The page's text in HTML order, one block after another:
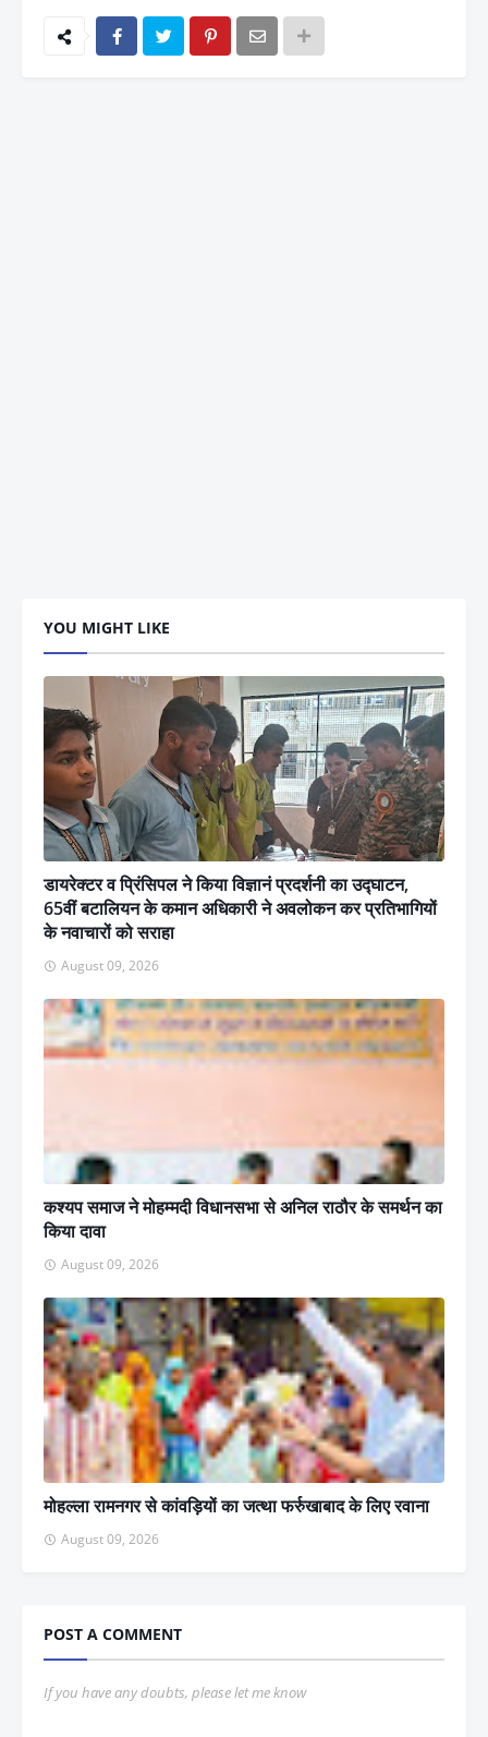
YOU MIGHT LIKE
डायरेक्टर व प्रिंसिपल ने किया विज्ञानं प्रदर्शनी का उद्घाटन,
65वीं बटालियन के कमान अधिकारी ने अवलोकन कर प्रतिभागियों
के नवाचारों को सराहा
August 09, 2026
कश्यप समाज ने मोहम्मदी विधानसभा से अनिल राठौर के समर्थन का
किया दावा
August 09, 2026
मोहल्ला रामनगर से कांवड़ियों का जत्था फर्रुखाबाद के लिए रवाना
August 09, 2026
POST A COMMENT
If you have any doubts, please let me know